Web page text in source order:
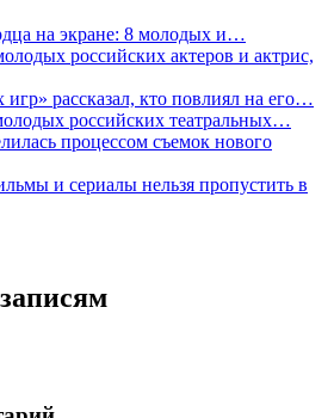
на экране: 8 молодых и…
российских актеров и актрис,
игр» рассказал, кто повлиял на его…
российских театральных…
процессом съемок нового
и сериалы нельзя пропустить в